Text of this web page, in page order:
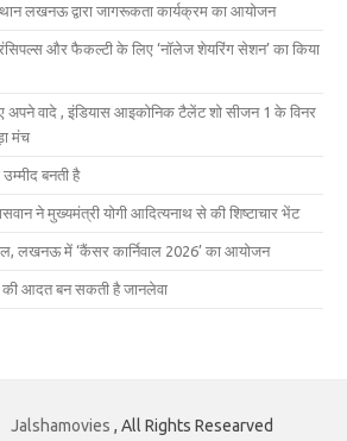
लखनऊ द्वारा जागरूकता कार्यक्रम का आयोजन
और फैकल्टी के लिए ‘नॉलेज शेयरिंग सेशन’ का किया
अपने वादे , इंडियास आइकोनिक टैलेंट शो सीजन 1 के विनर
मंच
बनती है
ने मुख्यमंत्री योगी आदित्यनाथ से की शिष्टाचार भेंट
लखनऊ में ‘कैंसर कार्निवाल 2026’ का आयोजन
की आदत बन सकती है जानलेवा
Jalshamovies , All Rights Researved